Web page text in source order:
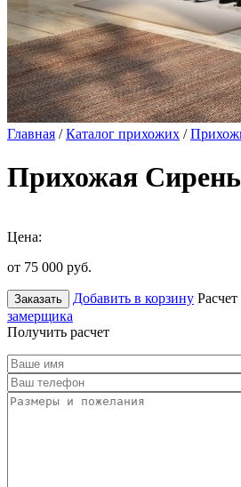
Главная /Каталог прихожих /
Прихожая Сирень
Цена:
от 75 000 руб.
Заказать Добавить в корзину
замерщика
Получить расчет